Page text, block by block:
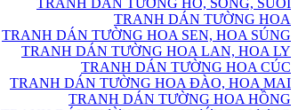
TRANH DÁN TƯỜNG HỒ, SÔNG, SUỐI
TRANH DÁN TƯỜNG HOA
TRANH DÁN TƯỜNG HOA SEN, HOA SÚNG
TRANH DÁN TƯỜNG HOA LAN, HOA LY
TRANH DÁN TƯỜNG HOA CÚC
TRANH DÁN TƯỜNG HOA ĐÀO, HOA MAI
TRANH DÁN TƯỜNG HOA HỒNG